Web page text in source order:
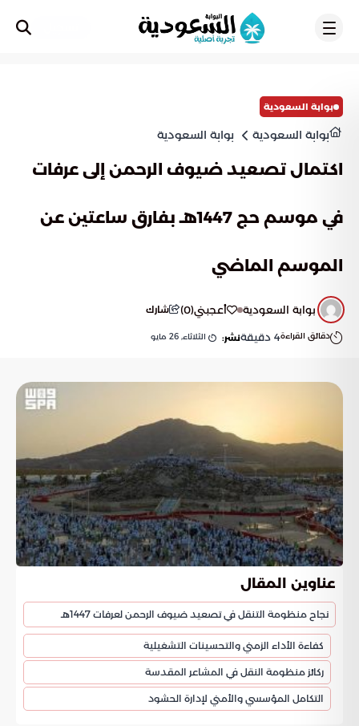
بوابة السعودية
بوابة السعودية بوابة السعودية
اكتمال تصعيد ضيوف الرحمن إلى عرفات
في موسم حج 1447هـ بفارق ساعتين عن
الموسم الماضي
بوابة السعودية أعجبني(
0
) شارك
دقائق القراءة4 دقيقةنشر: الثلاثاء, 26 مايو
عناوين المقال
نجاح منظومة التنقل في تصعيد ضيوف الرحمن لعرفات 1447هـ
كفاءة الأداء الزمني والتحسينات التشغيلية
ركائز منظومة النقل في المشاعر المقدسة
التكامل المؤسسي والأمني لإدارة الحشود